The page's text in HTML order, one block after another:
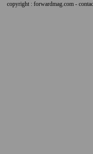
copyright : forwardmag.com -